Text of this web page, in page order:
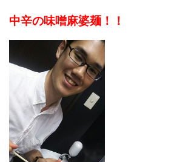
中辛の味噌麻婆麺！！